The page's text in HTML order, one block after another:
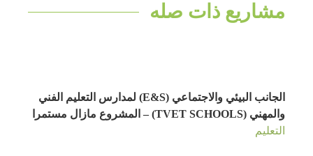
مشاريع ذات صله
الجانب البيئي والاجتماعي (E&S) لمدارس التعليم الفني
والمهني (TVET SCHOOLS) – المشروع مازال مستمرا
التعليم